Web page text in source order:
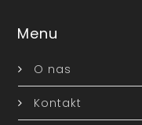
Menu
O nas
Kontakt